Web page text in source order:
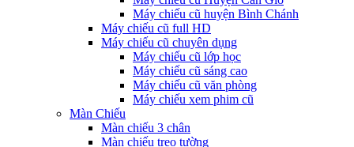
Máy chiếu cũ huyện Bình Chánh
Máy chiếu cũ full HD
Máy chiếu cũ chuyên dụng
Máy chiếu cũ lớp học
Máy chiếu cũ sáng cao
Máy chiếu cũ văn phòng
Máy chiếu xem phim cũ
Màn Chiếu
Màn chiếu 3 chân
Màn chiếu treo tường